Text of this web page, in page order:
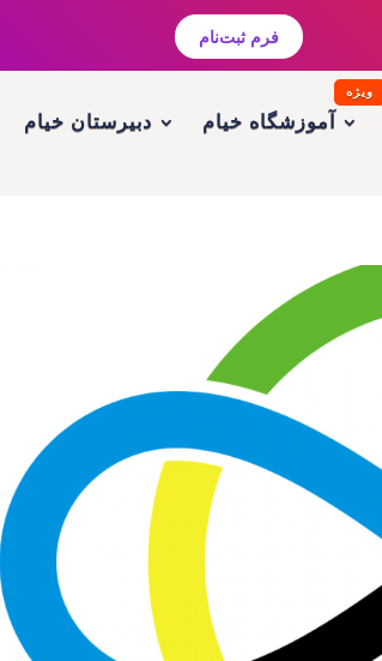
فرم ثبت‌نام
ویژه
آموزشگاه خیام دبیرستان خیام